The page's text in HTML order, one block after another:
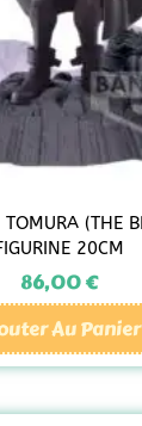
(THE
20CM
86,00€
Au Panier